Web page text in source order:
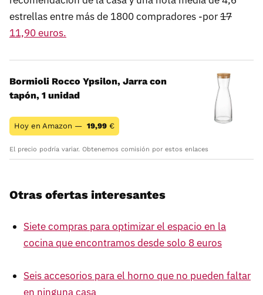
estrellas entre más de 1800 compradores -por17
11,90 euros.
Bormioli Rocco Ypsilon, Jarra con
tapón, 1 unidad
Hoy en Amazon — 19,99 €
El precio podría variar. Obtenemos comisión por estos enlaces
Otras ofertas interesantes
Siete compras para optimizar el espacio en la
cocina que encontramos desde solo 8 euros
Seis accesorios para el horno que no pueden faltar
en ninguna casa